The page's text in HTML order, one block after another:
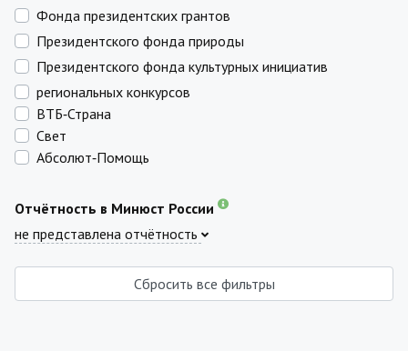
Фонда президентских грантов
Президентского фонда природы
Президентского фонда культурных инициатив
региональных конкурсов
ВТБ‑Страна
Свет
Абсолют‑Помощь
Отчётность в Минюст России
не представлена отчётность
Сбросить все фильтры